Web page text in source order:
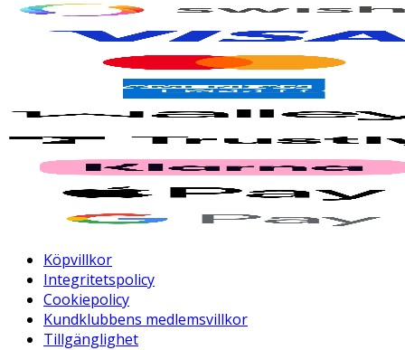
Köpvillkor
Integritetspolicy
Cookiepolicy
Kundklubbens medlemsvillkor
Tillgänglighet